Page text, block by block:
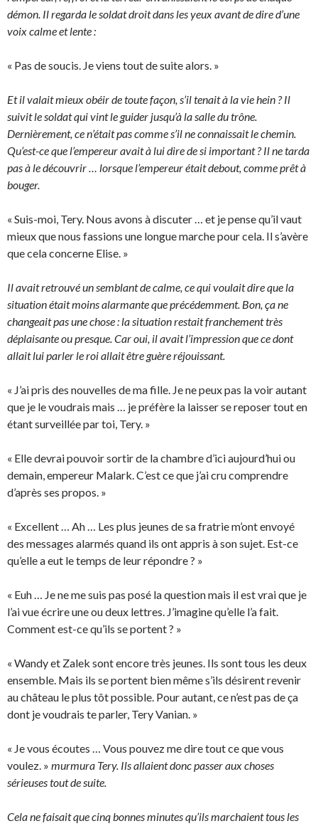
démon. Il regarda le soldat droit dans les yeux avant de dire d’une
voix calme et lente :
« Pas de soucis. Je viens tout de suite alors. »
Et il valait mieux obéir de toute façon, s’il tenait à la vie hein ? Il
suivit le soldat qui vint le guider jusqu’à la salle du trône.
Dernièrement, ce n’était pas comme s’il ne connaissait le chemin.
Qu’est-ce que l’empereur avait à lui dire de si important ? Il ne tarda
pas à le découvrir … lorsque l’empereur était debout, comme prêt à
bouger.
« Suis-moi, Tery. Nous avons à discuter … et je pense qu’il vaut
mieux que nous fassions une longue marche pour cela. Il s’avère
que cela concerne Elise. »
Il avait retrouvé un semblant de calme, ce qui voulait dire que la
situation était moins alarmante que précédemment. Bon, ça ne
changeait pas une chose : la situation restait franchement très
déplaisante ou presque. Car oui, il avait l’impression que ce dont
allait lui parler le roi allait être guère réjouissant.
« J’ai pris des nouvelles de ma fille. Je ne peux pas la voir autant
que je le voudrais mais … je préfère la laisser se reposer tout en
étant surveillée par toi, Tery. »
« Elle devrai pouvoir sortir de la chambre d’ici aujourd’hui ou
demain, empereur Malark. C’est ce que j’ai cru comprendre
d’après ses propos. »
« Excellent … Ah … Les plus jeunes de sa fratrie m’ont envoyé
des messages alarmés quand ils ont appris à son sujet. Est-ce
qu’elle a eut le temps de leur répondre ? »
« Euh … Je ne me suis pas posé la question mais il est vrai que je
l’ai vue écrire une ou deux lettres. J’imagine qu’elle l’a fait.
Comment est-ce qu’ils se portent ? »
« Wandy et Zalek sont encore très jeunes. Ils sont tous les deux
ensemble. Mais ils se portent bien même s’ils désirent revenir
au château le plus tôt possible. Pour autant, ce n’est pas de ça
dont je voudrais te parler, Tery Vanian. »
« Je vous écoutes … Vous pouvez me dire tout ce que vous
voulez. » murmura Tery. Ils allaient donc passer aux choses
sérieuses tout de suite.
Cela ne faisait que cinq bonnes minutes qu’ils marchaient tous les